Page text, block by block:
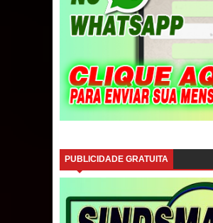
PUBLICIDADE GRATUITA